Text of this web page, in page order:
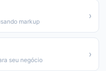
markup
›
seu negócio
›